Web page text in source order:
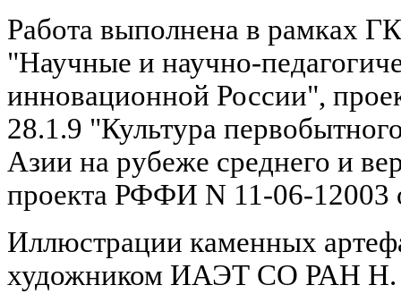
Работа выполнена в рамках
"Научные и научно-
инновационной России",
28.1.9 "Культура
Азии на рубеже среднего и
проекта РФФИ N 11-06-12003
Иллюстрации каменных
художником ИАЭТ СО РАН Н.